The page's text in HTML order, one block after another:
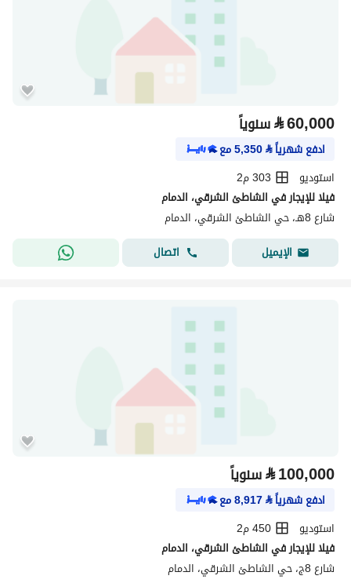
⃁60,000 سنوياً
ادفع شهرياً⃁
5,350مع
استوديو
303 م2
فيلا للإيجار في الشاطئ الشرقي، الدمام
شارع 8هـ، حي الشاطئ الشرقي، الدمام
الإيميل
اتصال
⃁100,000 سنوياً
ادفع شهرياً⃁
8,917مع
استوديو
450 م2
فيلا للإيجار في الشاطئ الشرقي، الدمام
شارع 8ج، حي الشاطئ الشرقي، الدمام